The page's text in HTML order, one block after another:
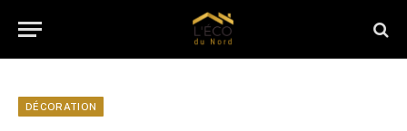
DÉCORATION